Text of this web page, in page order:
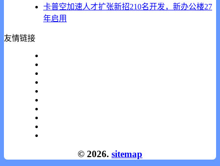
卡普空加速人才扩张新招210名开发，新办公楼27
年启用
友情链接
© 2026. sitemap